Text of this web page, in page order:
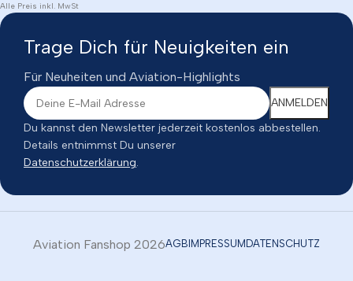
Alle Preis inkl. MwSt
Trage Dich für Neuigkeiten ein
Für Neuheiten und Aviation-Highlights
Du kannst den Newsletter jederzeit kostenlos abbestellen.
Details entnimmst Du unserer
Datenschutzerklärung.
Aviation Fanshop 2026AGB IMPRESSUM DATENSCHUTZ